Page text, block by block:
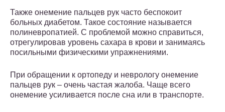
Также онемение пальцев рук часто беспокоит
больных диабетом. Такое состояние называется
полиневропатией. С проблемой можно справиться,
отрегулировав уровень сахара в крови и занимаясь
посильными физическими упражнениями.
При обращении к ортопеду и неврологу онемение
пальцев рук – очень частая жалоба. Чаще всего
онемение усиливается после сна или в транспорте.